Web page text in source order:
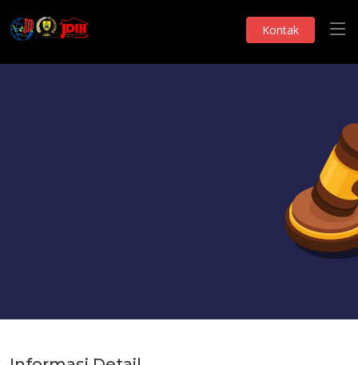
Kontak